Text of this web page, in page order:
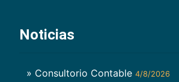
Noticias
» Consultorio Contable 4/8/2026